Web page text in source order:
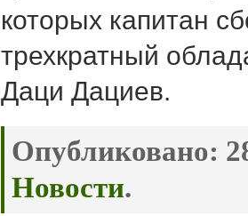
которых капитан
трехкратный
Даци Дациев.
Опубликовано:
Новости.